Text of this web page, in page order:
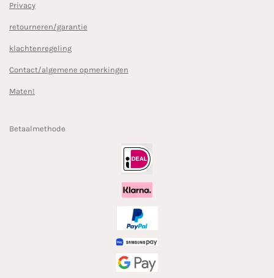
Privacy
retourneren/garantie
klachtenregeling
Contact/algemene opmerkingen
Maten!
Betaalmethode